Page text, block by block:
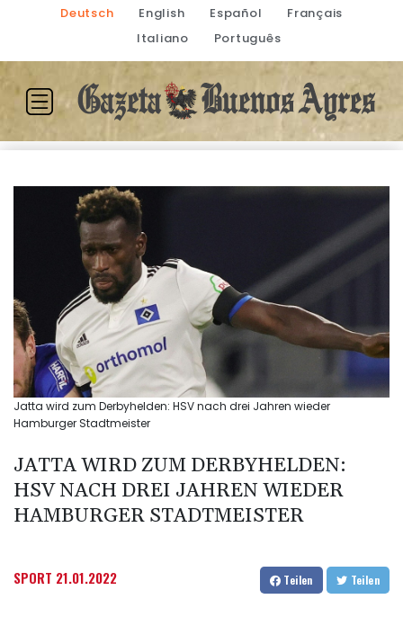
Deutsch English Español
Français
Italiano
Português
Jatta wird zum Derbyhelden: HSV nach drei Jahren wieder
Hamburger Stadtmeister
JATTA WIRD ZUM DERBYHELDEN:
HSV NACH DREI JAHREN WIEDER
HAMBURGER STADTMEISTER
SPORT 21.01.2022 Teilen Teilen